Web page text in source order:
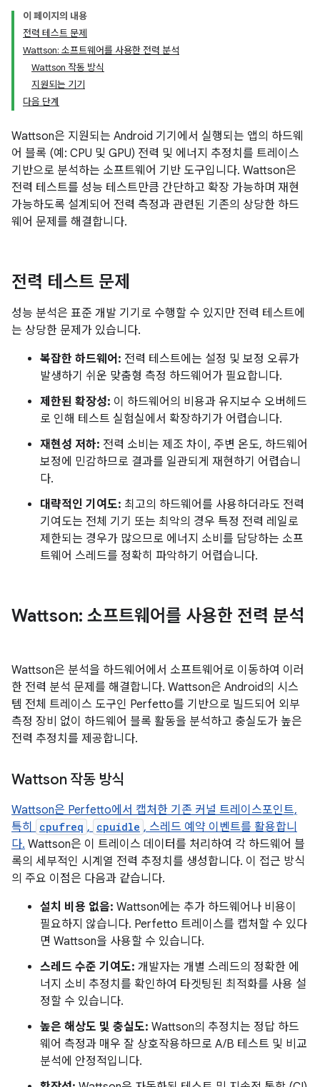
이 페이지의 내용
전력 테스트 문제
Wattson: 소프트웨어를 사용한 전력 분석
Wattson 작동 방식
지원되는 기기
다음 단계
Wattson은 지원되는 Android 기기에서 실행되는 앱의 하드웨
어 블록 (예: CPU 및 GPU) 전력 및 에너지 추정치를 트레이스
기반으로 분석하는 소프트웨어 기반 도구입니다. Wattson은
전력 테스트를 성능 테스트만큼 간단하고 확장 가능하며 재현
가능하도록 설계되어 전력 측정과 관련된 기존의 상당한 하드
웨어 문제를 해결합니다.
전력 테스트 문제
성능 분석은 표준 개발 기기로 수행할 수 있지만 전력 테스트에
는 상당한 문제가 있습니다.
복잡한 하드웨어: 전력 테스트에는 설정 및 보정 오류가
발생하기 쉬운 맞춤형 측정 하드웨어가 필요합니다.
제한된 확장성: 이 하드웨어의 비용과 유지보수 오버헤드
로 인해 테스트 실험실에서 확장하기가 어렵습니다.
재현성 저하: 전력 소비는 제조 차이, 주변 온도, 하드웨어
보정에 민감하므로 결과를 일관되게 재현하기 어렵습니
다.
대략적인 기여도: 최고의 하드웨어를 사용하더라도 전력
기여도는 전체 기기 또는 최악의 경우 특정 전력 레일로
제한되는 경우가 많으므로 에너지 소비를 담당하는 소프
트웨어 스레드를 정확히 파악하기 어렵습니다.
Wattson: 소프트웨어를 사용한 전력 분석
Wattson은 분석을 하드웨어에서 소프트웨어로 이동하여 이러
한 전력 분석 문제를 해결합니다. Wattson은 Android의 시스
템 전체 트레이스 도구인 Perfetto를 기반으로 빌드되어 외부
측정 장비 없이 하드웨어 블록 활동을 분석하고 충실도가 높은
전력 추정치를 제공합니다.
Wattson 작동 방식
Wattson은 Perfetto에서 캡처한 기존 커널 트레이스포인트,
특히
cpufreq , cpuidle , 스레드 예약 이벤트를 활용합니
다. Wattson은 이 트레이스 데이터를 처리하여 각 하드웨어 블
록의 세부적인 시계열 전력 추정치를 생성합니다. 이 접근 방식
의 주요 이점은 다음과 같습니다.
설치 비용 없음: Wattson에는 추가 하드웨어나 비용이
필요하지 않습니다. Perfetto 트레이스를 캡처할 수 있다
면 Wattson을 사용할 수 있습니다.
스레드 수준 기여도: 개발자는 개별 스레드의 정확한 에
너지 소비 추정치를 확인하여 타겟팅된 최적화를 사용 설
정할 수 있습니다.
높은 해상도 및 충실도: Wattson의 추정치는 정답 하드
웨어 측정과 매우 잘 상호작용하므로 A/B 테스트 및 비교
분석에 안정적입니다.